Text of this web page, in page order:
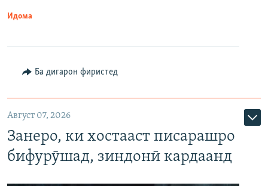
Идома
Ба дигарон фиристед
Август 07, 2026
Занеро, ки хостааст писарашро
бифурӯшад, зиндонӣ кардаанд